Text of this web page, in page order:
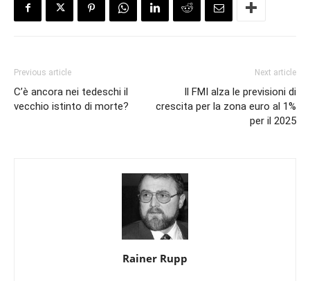
Previous article
C’è ancora nei tedeschi il
vecchio istinto di morte?
Next article
Il FMI alza le previsioni di
crescita per la zona euro al 1%
per il 2025
Rainer Rupp